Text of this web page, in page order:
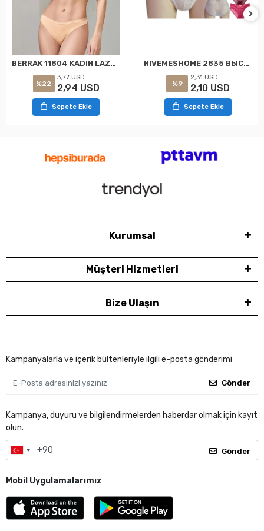
BERRAK 11804 KADIN LAZER KESİM KÜLOT TEN M
%22
3,77 USD
2,94 USD
Sepete Ekle
NIVEMESHOME 2835 ВЫСОКИЕ ТОП КУЛОТЫ HELENA PARIS
%9
2,31 USD
2,10 USD
Sepete Ekle
Kurumsal
Müşteri Hizmetleri
Bize Ulaşın
Kampanyalarla ve içerik bültenleriyle ilgili e-posta gönderimi
Gönder
Kampanya, duyuru ve bilgilendirmelerden haberdar olmak için kayıt
olun.
Gönder
Mobil Uygulamalarımız